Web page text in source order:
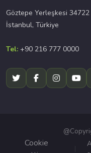
Göztepe Yerleşkesi 34722
İstanbul, Türkiye
Tel: +90 216 777 0000
Cookie